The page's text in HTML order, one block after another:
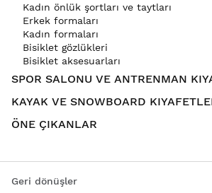
Kadın önlük şortları ve taytları
Erkek formaları
Kadın formaları
Bisiklet gözlükleri
Bisiklet aksesuarları
SPOR SALONU VE ANTRENMAN
KAYAK VE SNOWBOARD
ÖNE ÇIKANLAR
Geri dönüşler